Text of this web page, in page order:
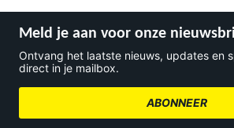
Meld je aan voor onze
Ontvang het laatste nieuws, updates en
direct in je mailbox.
ABONNEER